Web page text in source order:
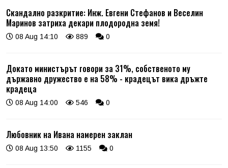
Скандално разкритие: Инж. Евгени Стефанов и Веселин
Маринов затриха декари плодородна земя!
08 Aug 14:10 889 0
Докато министърът говори за 31%, собственото му
държавно дружество е на 58% - крадецът вика дръжте
крадеца
08 Aug 14:00 546 0
Любовник на Ивана намерен заклан
08 Aug 13:50 1155 0